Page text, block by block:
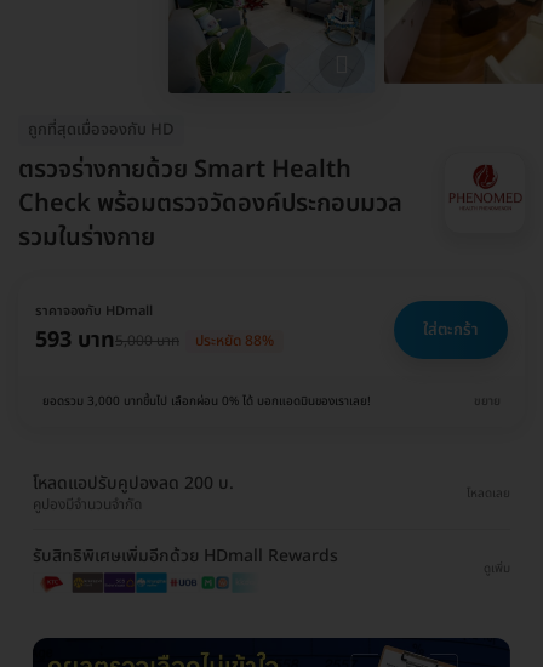
ถูกที่สุดเมื่อจองกับ HD
ตรวจร่างกายด้วย Smart Health
Check พร้อมตรวจวัดองค์ประกอบมวล
รวมในร่างกาย
ราคาจองกับ HDmall
593 บาท5,000 บาท ประหยัด 88% ใส่ตะกร้า
ยอดรวม 3,000 บาทขึ้นไป เลือกผ่อน 0% ได้ บอกแอดมินของเราเลย! ขยาย
โหลดแอปรับคูปองลด 200 บ.
คูปองมีจำนวนจำกัด
โหลดเลย
รับสิทธิพิเศษเพิ่มอีกด้วย HDmall Rewards
ดูเพิ่ม